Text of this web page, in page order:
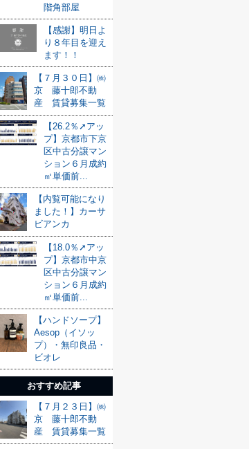
階角部屋
【感謝】明日よ
り８年目を迎え
ます！！
【７月３０日】㈱
京 藤十郎不動
産 賃貸募集一覧
【26.2％➚アッ
プ】京都市下京
区中古分譲マン
ション６月成約
㎡単価前...
【内覧可能になり
ました！】カーサ
ビアンカ
【18.0％➚アッ
プ】京都市中京
区中古分譲マン
ション６月成約
㎡単価前...
【ハンドソープ】
Aesop（イソッ
プ）・無印良品・
ビオレ
おすすめ記事
【７月２３日】㈱
京 藤十郎不動
産 賃貸募集一覧